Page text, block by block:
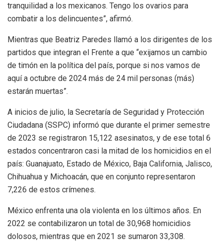
tranquilidad a los mexicanos. Tengo los ovarios para
combatir a los delincuentes”, afirmó.
Mientras que Beatriz Paredes llamó a los dirigentes de los
partidos que integran el Frente a que “exijamos un cambio
de timón en la política del país, porque si nos vamos de
aquí a octubre de 2024 más de 24 mil personas (más)
estarán muertas”.
A inicios de julio, la Secretaría de Seguridad y Protección
Ciudadana (SSPC) informó que durante el primer semestre
de 2023 se registraron 15,122 asesinatos, y de ese total 6
estados concentraron casi la mitad de los homicidios en el
país: Guanajuato, Estado de México, Baja California, Jalisco,
Chihuahua y Michoacán, que en conjunto representaron
7,226 de estos crímenes.
México enfrenta una ola violenta en los últimos años. En
2022 se contabilizaron un total de 30,968 homicidios
dolosos, mientras que en 2021 se sumaron 33,308.